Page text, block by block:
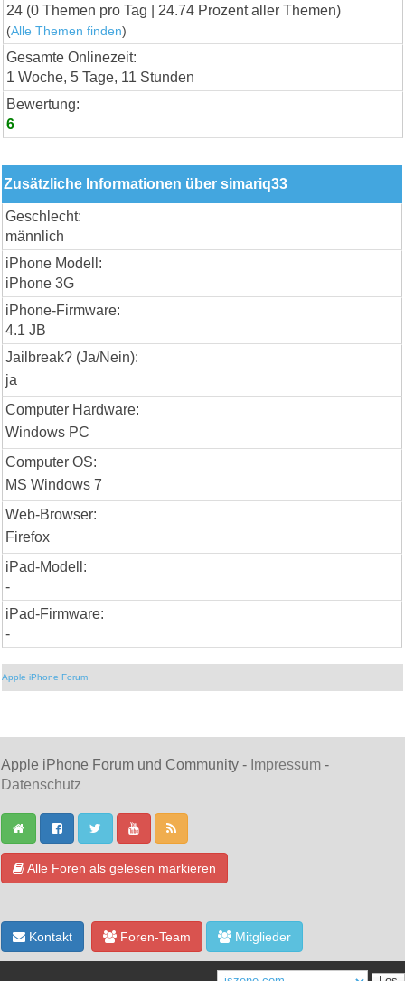
24 (0 Themen pro Tag | 24.74 Prozent aller Themen)
(Alle Themen finden)
Gesamte Onlinezeit:
1 Woche, 5 Tage, 11 Stunden
Bewertung:
6
Zusätzliche Informationen über simariq33
Geschlecht:
männlich
iPhone Modell:
iPhone 3G
iPhone-Firmware:
4.1 JB
Jailbreak? (Ja/Nein):
ja
Computer Hardware:
Windows PC
Computer OS:
MS Windows 7
Web-Browser:
Firefox
iPad-Modell:
-
iPad-Firmware:
-
Apple iPhone Forum
Apple iPhone Forum und Community - Impressum -
Datenschutz
Alle Foren als gelesen markieren
Kontakt Foren-Team Mitglieder